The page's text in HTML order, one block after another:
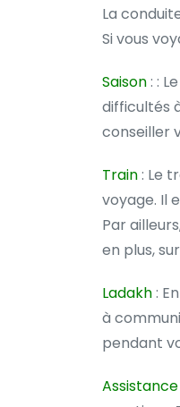
La
Si vous
Saison: :
difficultés
conseiller
Train: Le
voyage. Il
Par
en plus,
Ladakh:
à
pendant